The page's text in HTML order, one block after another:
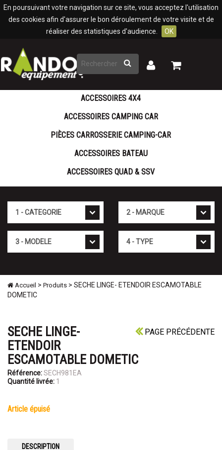
En poursuivant votre navigation sur ce site, vous acceptez l'utilisation
des cookies afin d'assurer le bon déroulement de votre visite et de
réaliser des statistiques d'audience.
OK
Rechercher
Mon
Mon
ACCESSOIRES 4X4
ACCESSOIRES CAMPING CAR
PIÈCES CARROSSERIE CAMPING-CAR
ACCESSOIRES BATEAU
ACCESSOIRES QUAD & SSV
Accueil > Produits > SECHE LINGE- ETENDOIR ESCAMOTABLE
DOMETIC
PAGE PRÉCÉDENTE
SECHE LINGE-
ETENDOIR
ESCAMOTABLE DOMETIC
Référence:SECH981EA
Quantité livrée: 1
article épuisé
DESCRIPTION
Panneau de gestion des cookies